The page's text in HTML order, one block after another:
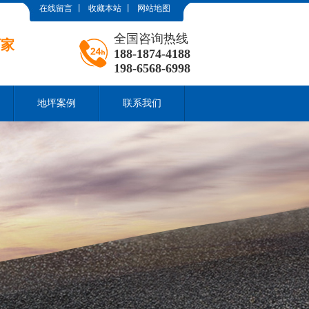
在线留言 收藏本站 网站地图
全国咨询热线
188-1874-4188
198-6568-6998
地坪案例 联系我们